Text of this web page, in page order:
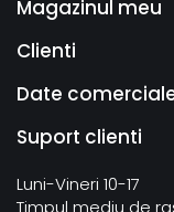
Magazinul meu
Clienti
Date
Suport clienti
Luni-Vineri 10-17
Timpul mediu de